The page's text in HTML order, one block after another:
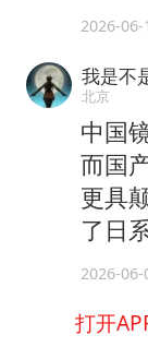
2026-06-
我是不
北京
中国
而国
更具
了日
2026-06-
打开